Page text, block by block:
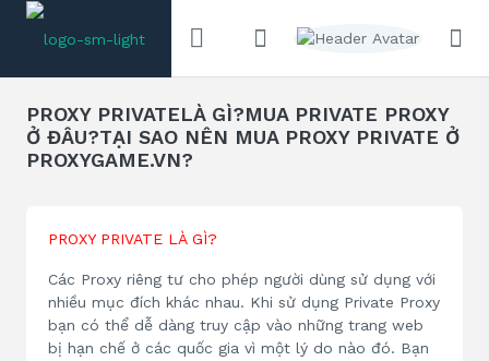
PROXY PRIVATELÀ GÌ?MUA PRIVATE PROXY
Ở ĐÂU?TẠI SAO NÊN MUA PROXY PRIVATE Ở
PROXYGAME.VN?
PROXY PRIVATE LÀ GÌ?
Các Proxy riêng tư cho phép người dùng sử dụng với
nhiều mục đích khác nhau. Khi sử dụng Private Proxy
bạn có thể dễ dàng truy cập vào những trang web
bị hạn chế ở các quốc gia vì một lý do nào đó. Bạn